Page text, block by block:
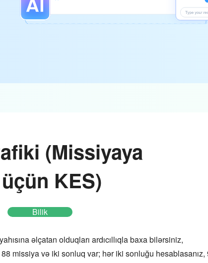
(Missiyaya
KES)
Bilik
əlçatan olduqları ardıcıllıqla baxa bilərsiniz,
missiya və iki sonluq var; hər iki sonluğu hesablasanız,